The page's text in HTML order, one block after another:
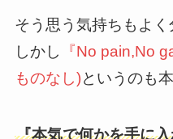
そう思う気持ちもよく
しかし
『No pain,No
ものなし)というのも
『本気で何かを手に